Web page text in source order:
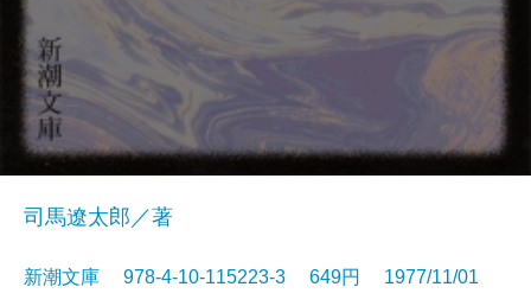
司馬遼太郎／著
新潮文庫 978-4-10-115223-3 649円 1977/11/01